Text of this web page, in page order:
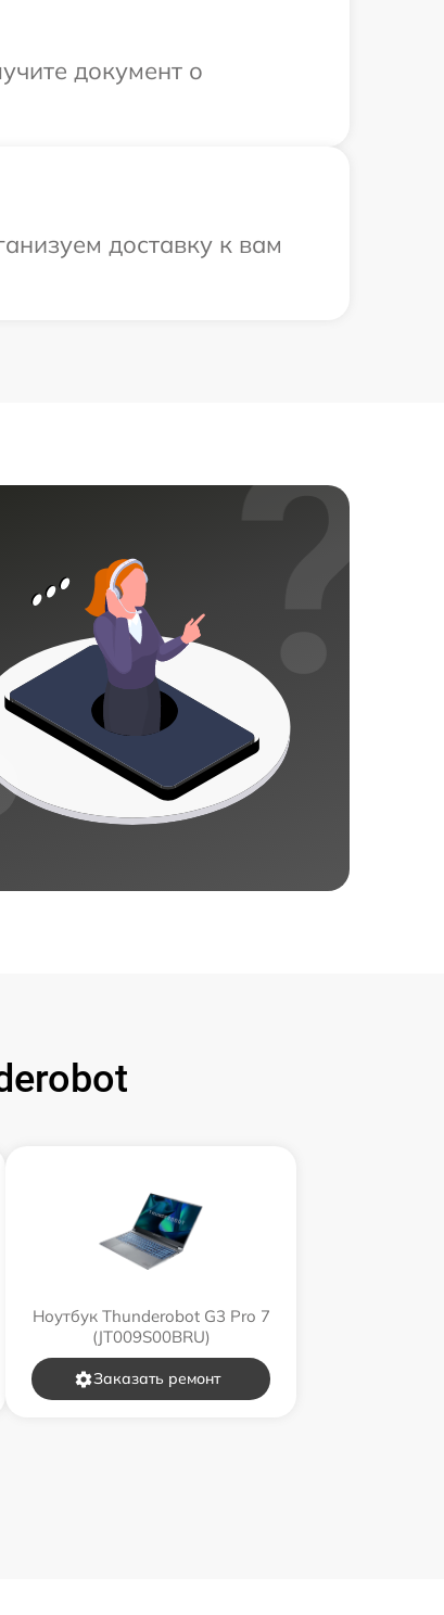
документ о
доставку к вам
Ноутбук Thunderobot G3 Pro 7
(JT009S00BRU)
Заказать ремонт